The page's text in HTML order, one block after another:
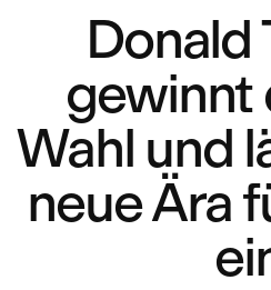
Donald
gewinnt
Wahl und
neue Ära